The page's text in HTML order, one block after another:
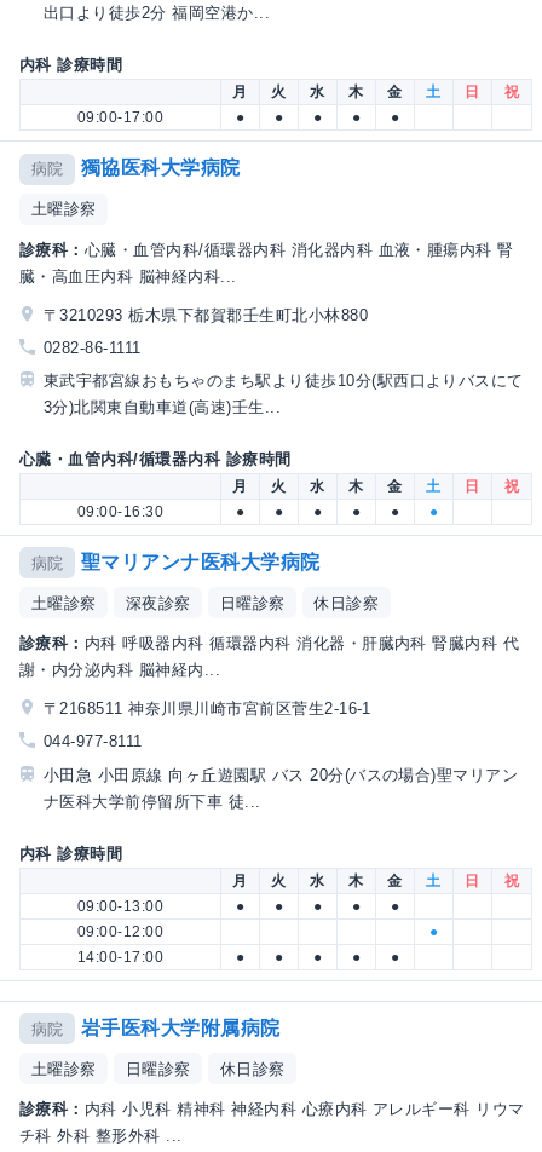
出口より徒歩2分 福岡空港か...
内科 診療時間
月 火 水 木 金 土 日
祝
09:00-17:00
● ● ● ● ●
病院 獨協医科大学病院
土曜診察
診療科： 心臓・血管内科/循環器内科 消化器内科 血液・腫瘍内科 腎
臓・高血圧内科 脳神経内科...
〒3210293 栃木県下都賀郡壬生町北小林880
0282-86-1111
東武宇都宮線おもちゃのまち駅より徒歩10分(駅西口よりバスにて
3分)北関東自動車道(高速)壬生...
心臓・血管内科/循環器内科 診療時間
月 火 水 木 金 土 日
祝
09:00-16:30
● ● ● ● ● ●
病院 聖マリアンナ医科大学病院
土曜診察 深夜診察 日曜診察 休日診察
診療科： 内科 呼吸器内科 循環器内科 消化器・肝臓内科 腎臓内科 代
謝・内分泌内科 脳神経内...
〒2168511 神奈川県川崎市宮前区菅生2-16-1
044-977-8111
小田急 小田原線 向ヶ丘遊園駅 バス 20分(バスの場合)聖マリアン
ナ医科大学前停留所下車 徒...
内科 診療時間
月 火 水 木 金 土 日
祝
09:00-13:00
● ● ● ●
●
09:00-12:00
●
14:00-17:00
● ● ● ● ●
病院 岩手医科大学附属病院
土曜診察 日曜診察 休日診察
診療科： 内科 小児科 精神科 神経内科 心療内科 アレルギー科 リウマ
チ科 外科 整形外科 ...